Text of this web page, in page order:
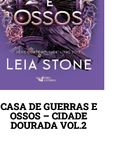
CASA DE GUERRAS E
OSSOS – CIDADE
DOURADA VOL.2